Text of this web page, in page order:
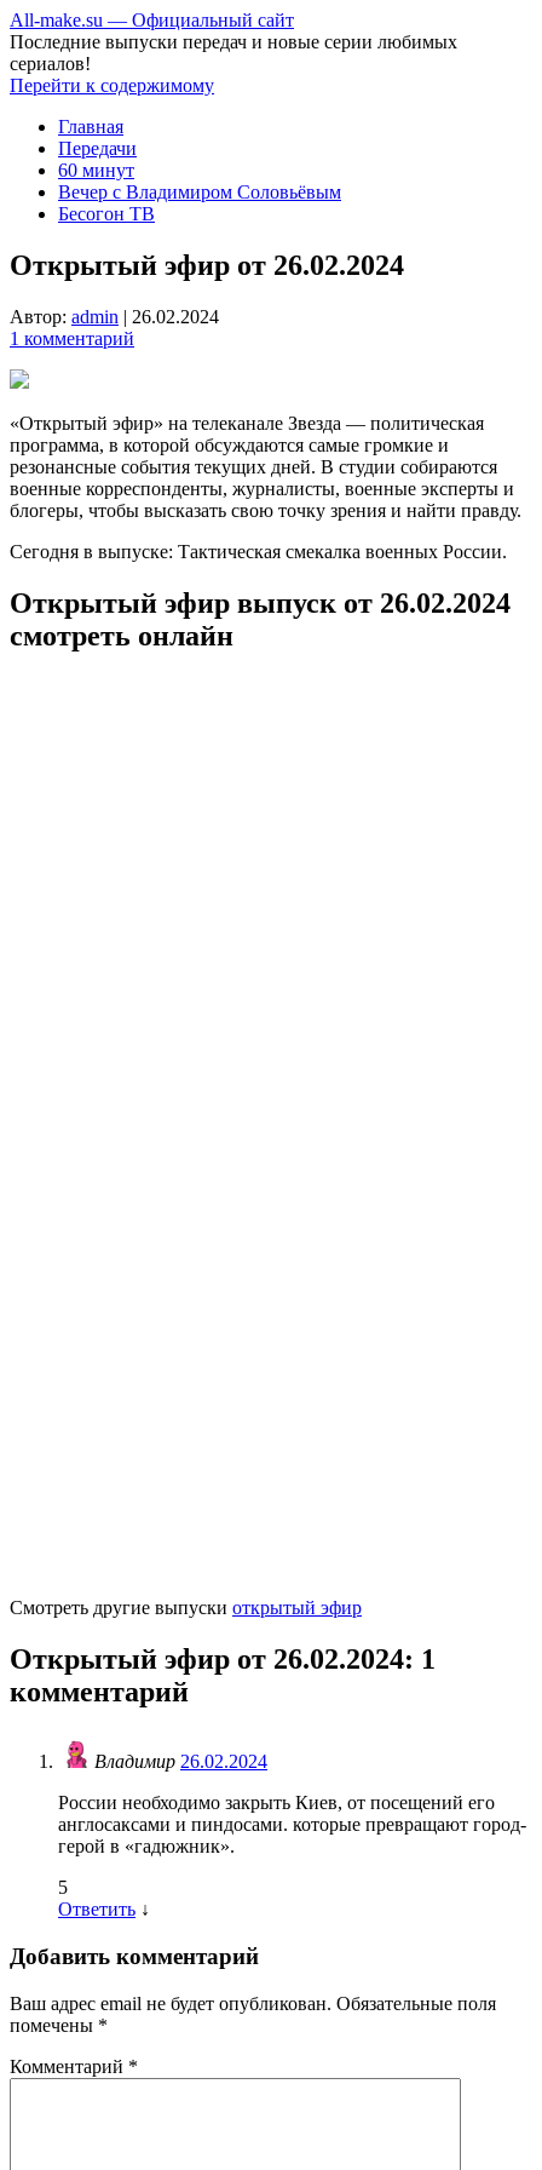
All-make.su — Официальный сайт
Последние выпуски передач и новые серии любимых
сериалов!
Перейти к содержимому
Главная
Передачи
60 минут
Вечер с Владимиром Соловьёвым
Бесогон ТВ
Открытый эфир от 26.02.2024
Автор: admin | 26.02.2024
1 комментарий
«Открытый эфир» на телеканале Звезда — политическая
программа, в которой обсуждаются самые громкие и
резонансные события текущих дней. В студии собираются
военные корреспонденты, журналисты, военные эксперты и
блогеры, чтобы высказать свою точку зрения и найти правду.
Сегодня в выпуске: Тактическая смекалка военных России.
Открытый эфир выпуск от 26.02.2024
смотреть онлайн
Смотреть другие выпуски открытый эфир
Открытый эфир от 26.02.2024: 1
комментарий
Владимир 26.02.2024
России необходимо закрыть Киев, от посещений его
англосаксами и пиндосами. которые превращают город-
герой в «гадюжник».
5
Ответить ↓
Добавить комментарий
Ваш адрес email не будет опубликован. Обязательные поля
помечены *
Комментарий *